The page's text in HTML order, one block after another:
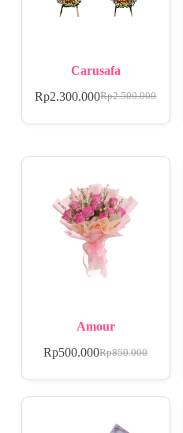
Carusafa
Rp2.500.000
Rp2.300.000
Amour
Rp850.000
Rp500.000